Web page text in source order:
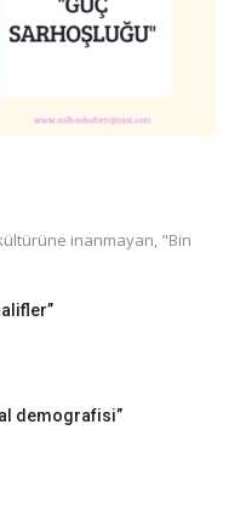
inanmayan, "Bin
demografisi”